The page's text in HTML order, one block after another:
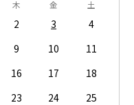
木 金 土
2 3
4
9 10
11
16 17
18
23 24
25